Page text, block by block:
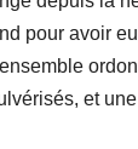
pour avoir
et